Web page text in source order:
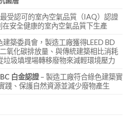
受認可的室內空氣品質（IAQ）認證
安全健康的室內空氣品質下生產
築委員會，製造工廠獲得LEED BD
氧化碳排放量、與傳統建築相比消耗
垃圾填埋場轉移廢物來減輕環境壓力
白金認證– 製造工廠符合綠色建築實
踐、保護自然資源並減少廢物產生